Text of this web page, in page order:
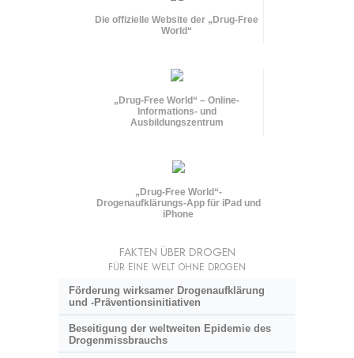
Die offizielle Website der „Drug-Free
World“
„Drug-Free World“ – Online-
Informations- und
Ausbildungszentrum
„Drug-Free World“-
Drogenaufklärungs-App für iPad und
iPhone
FAKTEN ÜBER DROGEN
FÜR EINE WELT OHNE DROGEN
Förderung wirksamer Drogenaufklärung
und -Präventionsinitiativen
Beseitigung der weltweiten Epidemie des
Drogenmissbrauchs